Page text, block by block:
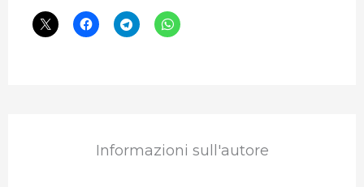
Informazioni sull'autore